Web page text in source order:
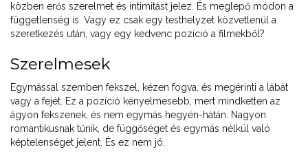
közben erős szerelmet és intimitást jelez. És meglepő módon a
függetlenség is. Vagy ez csak egy testhelyzet közvetlenül a
szeretkezés után, vagy egy kedvenc pozíció a filmekből?
Szerelmesek
Egymással szemben fekszel, kézen fogva, és megérinti a lábát
vagy a fejét. Ez a pozíció kényelmesebb, mert mindketten az
ágyon fekszenek, és nem egymás hegyén-hátán. Nagyon
romantikusnak tűnik, de függőséget és egymás nélkül való
képtelenséget jelent. És ez nem jó.